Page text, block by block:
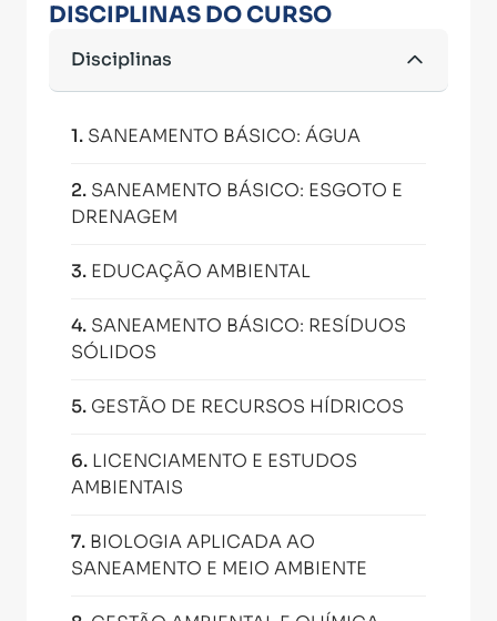
DISCIPLINAS DO CURSO
Disciplinas
1. SANEAMENTO BÁSICO: ÁGUA
2. SANEAMENTO BÁSICO: ESGOTO E
DRENAGEM
3. EDUCAÇÃO AMBIENTAL
4. SANEAMENTO BÁSICO: RESÍDUOS
SÓLIDOS
5. GESTÃO DE RECURSOS HÍDRICOS
6. LICENCIAMENTO E ESTUDOS
AMBIENTAIS
7. BIOLOGIA APLICADA AO
SANEAMENTO E MEIO AMBIENTE